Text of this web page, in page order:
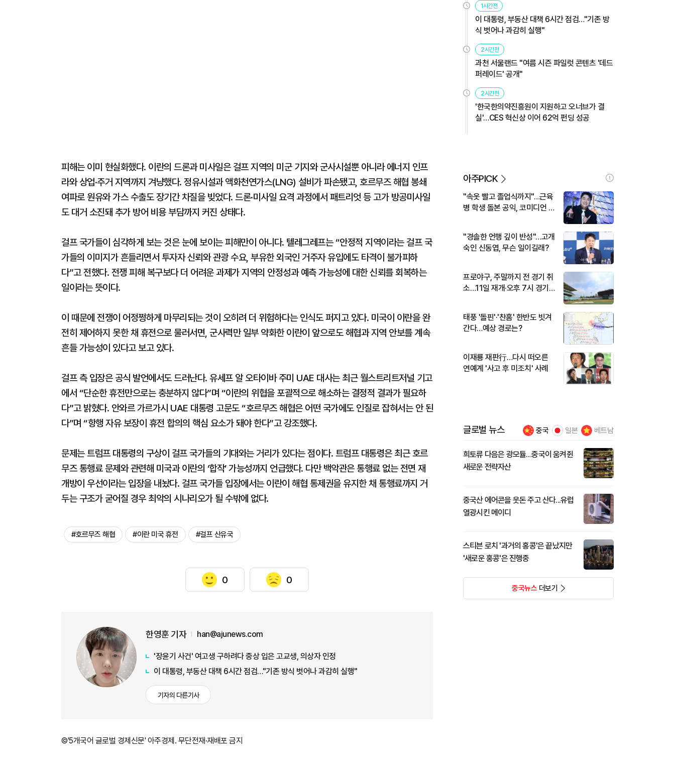
피해는 이미 현실화했다. 이란의 드론과 미사일은 걸프 지역의 미군 기지와 군사시설뿐 아니라 에너지 인프
라와 상업·주거 지역까지 겨냥했다. 정유시설과 액화천연가스(LNG) 설비가 파손됐고, 호르무즈 해협 봉쇄
여파로 원유와 가스 수출도 장기간 차질을 빚었다. 드론·미사일 요격 과정에서 패트리엇 등 고가 방공미사일
도 대거 소진돼 추가 방어 비용 부담까지 커진 상태다.
걸프 국가들이 심각하게 보는 것은 눈에 보이는 피해만이 아니다. 텔레그레프는 “안정적 지역이라는 걸프 국
가들의 이미지가 흔들리면서 투자자 신뢰와 관광 수요, 부유한 외국인 거주자 유입에도 타격이 불가피하
다”고 전했다. 전쟁 피해 복구보다 더 어려운 과제가 지역의 안정성과 예측 가능성에 대한 신뢰를 회복하는
일이라는 뜻이다.
이 때문에 전쟁이 어정쩡하게 마무리되는 것이 오히려 더 위험하다는 인식도 퍼지고 있다. 미국이 이란을 완
전히 제어하지 못한 채 휴전으로 물러서면, 군사력만 일부 약화한 이란이 앞으로도 해협과 지역 안보를 계속
흔들 가능성이 있다고 보고 있다.
걸프 측 입장은 공식 발언에서도 드러난다. 유세프 알 오타이바 주미 UAE 대사는 최근 월스트리트저널 기고
에서 “단순한 휴전만으로는 충분하지 않다”며 “이란의 위협을 포괄적으로 해소하는 결정적 결과가 필요하
다”고 밝혔다. 안와르 가르가시 UAE 대통령 고문도 “호르무즈 해협은 어떤 국가에도 인질로 잡혀서는 안 된
다”며 “항행 자유 보장이 휴전 합의의 핵심 요소가 돼야 한다”고 강조했다.
문제는 트럼프 대통령의 구상이 걸프 국가들의 기대와는 거리가 있다는 점이다. 트럼프 대통령은 최근 호르
무즈 통행료 문제와 관련해 미국과 이란의 ‘합작’ 가능성까지 언급했다. 다만 백악관은 통행료 없는 전면 재
개방이 우선이라는 입장을 내놨다. 걸프 국가들 입장에서는 이란이 해협 통제권을 유지한 채 통행료까지 거
두는 구조가 굳어질 경우 최악의 시나리오가 될 수밖에 없다.
#호르무즈 해협 #이란 미국 휴전 #걸프 산유국
0 0
한영훈 기자 han@ajunews.com
'장윤기 사건' 여고생 구하려다 중상 입은 고교생, 의상자 인정
이 대통령, 부동산 대책 6시간 점검…"기존 방식 벗어나 과감히 실행"
기자의 다른기사
©'5개국어 글로벌 경제신문' 아주경제. 무단전재·재배포 금지
1시간전
이 대통령, 부동산 대책 6시간 점검…"기존 방
식 벗어나 과감히 실행"
2시간전
과천 서울랜드 "여름 시즌 파일럿 콘텐츠 '데드
퍼레이드' 공개"
2시간전
'한국한의약진흥원이 지원하고 오너브가 결
실'…CES 혁신상 이어 62억 펀딩 성공
아주PICK
"속옷 빨고 졸업식까지"…근육
병 학생 돌본 공익, 코미디언 김
"경솔한 언행 깊이 반성"…고개
숙인 신동엽, 무슨 일이길래?
프로야구, 주말까지 전 경기 취
소…11일 재개·오후 7시 경기
태풍 '돌핀'·'찬홈' 한반도 빗겨
간다…예상 경로는?
이재룡 재판行…다시 떠오른
연예계 '사고 후 미조치' 사례
글로벌 뉴스 중국 일본 베트남
희토류 다음은 광모듈…중국이 움켜쥔
새로운 전략자산
중국산 에어콘을 웃돈 주고 산다...유럽
열광시킨 메이디
스티븐 로치 '과거의 홍콩'은 끝났지만
'새로운 홍콩'은 진행중
중국뉴스더보기